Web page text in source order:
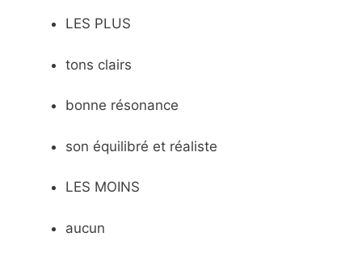
LES PLUS
tons clairs
bonne résonance
son équilibré et réaliste
LES MOINS
aucun